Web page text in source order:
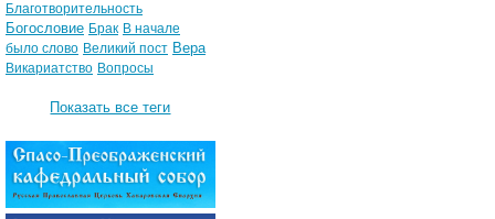
Благотворительность
Богословие Брак В начале
было слово Великий пост Вера
Викариатство Вопросы
Показать все теги